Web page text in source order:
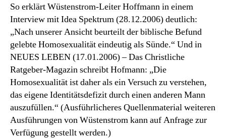
So erklärt Wüstenstrom-Leiter Hoffmann in einem
Interview mit Idea Spektrum (28.12.2006) deutlich:
„Nach unserer Ansicht beurteilt der biblische Befund
gelebte Homosexualität eindeutig als Sünde.“ Und in
NEUES LEBEN (17.01.2006) – Das Christliche
Ratgeber-Magazin schreibt Hofmann: „Die
Homosexualität ist daher als ein Versuch zu verstehen,
das eigene Identitätsdefizit durch einen anderen Mann
auszufüllen.“ (Ausführlicheres Quellenmaterial weiteren
Ausführungen von Wüstenstrom kann auf Anfrage zur
Verfügung gestellt werden.)